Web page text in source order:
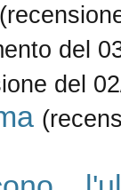
del
del